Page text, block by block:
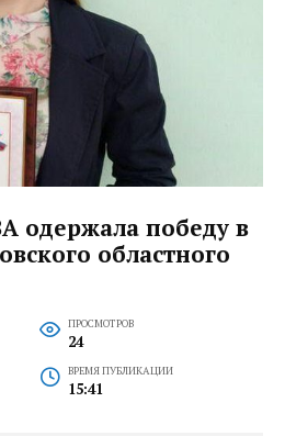
одержала победу в
областного
ПРОСМОТРОВ
24
ВРЕМЯ ПУБЛИКАЦИИ
15:41